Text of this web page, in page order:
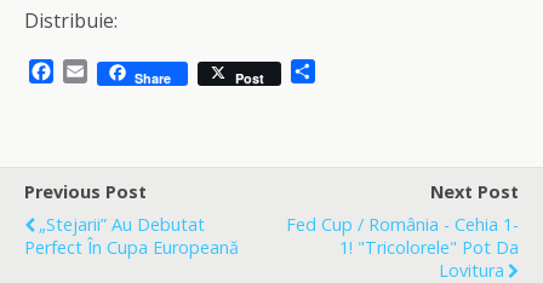
Distribuie:
b
o
o
k
E
l
Share Post
e
Previous Post
„Stejarii” Au Debutat
Perfect În Cupa Europeană
Next Post
Fed Cup / România - Cehia 1-
1! "Tricolorele" Pot Da
Lovitura